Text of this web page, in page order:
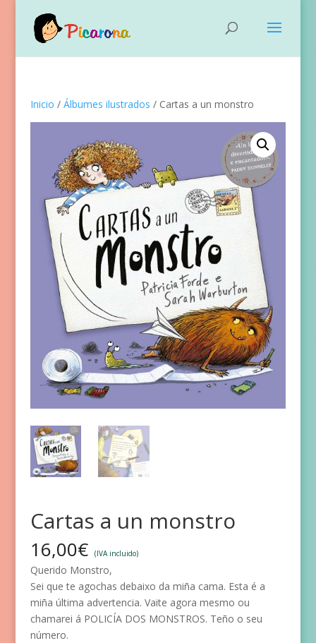
Inicio / Álbumes ilustrados / Cartas a un monstro
Cartas a un monstro
16,00€ (IVA incluido)
Querido Monstro,
Sei que te agochas debaixo da miña cama. Esta é a
miña última advertencia. Vaite agora mesmo ou
chamarei á POLICÍA DOS MONSTROS. Teño o seu
número.